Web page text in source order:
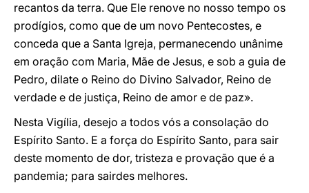
recantos da terra. Que Ele renove no nosso tempo os
prodígios, como que de um novo Pentecostes, e
conceda que a Santa Igreja, permanecendo unânime
em oração com Maria, Mãe de Jesus, e sob a guia de
Pedro, dilate o Reino do Divino Salvador, Reino de
verdade e de justiça, Reino de amor e de paz».
Nesta Vigília, desejo a todos vós a consolação do
Espírito Santo. E a força do Espírito Santo, para sair
deste momento de dor, tristeza e provação que é a
pandemia; para sairdes melhores.